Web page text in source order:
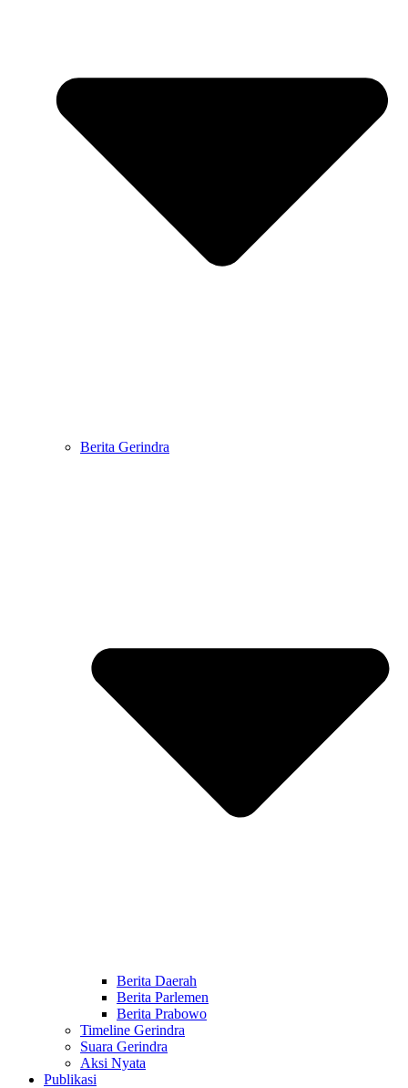
Berita Gerindra
Berita Daerah
Berita Parlemen
Berita Prabowo
Timeline Gerindra
Suara Gerindra
Aksi Nyata
Publikasi